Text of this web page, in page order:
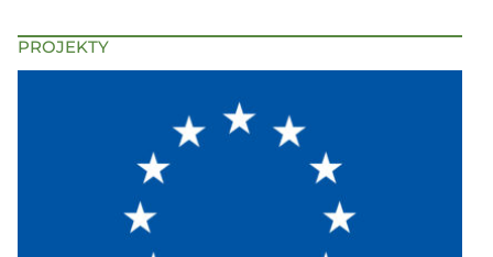
PROJEKTY